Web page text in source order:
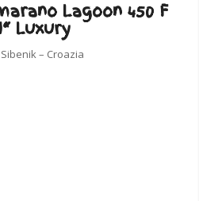
Lagoon 450 F
Luxury
– Croazia